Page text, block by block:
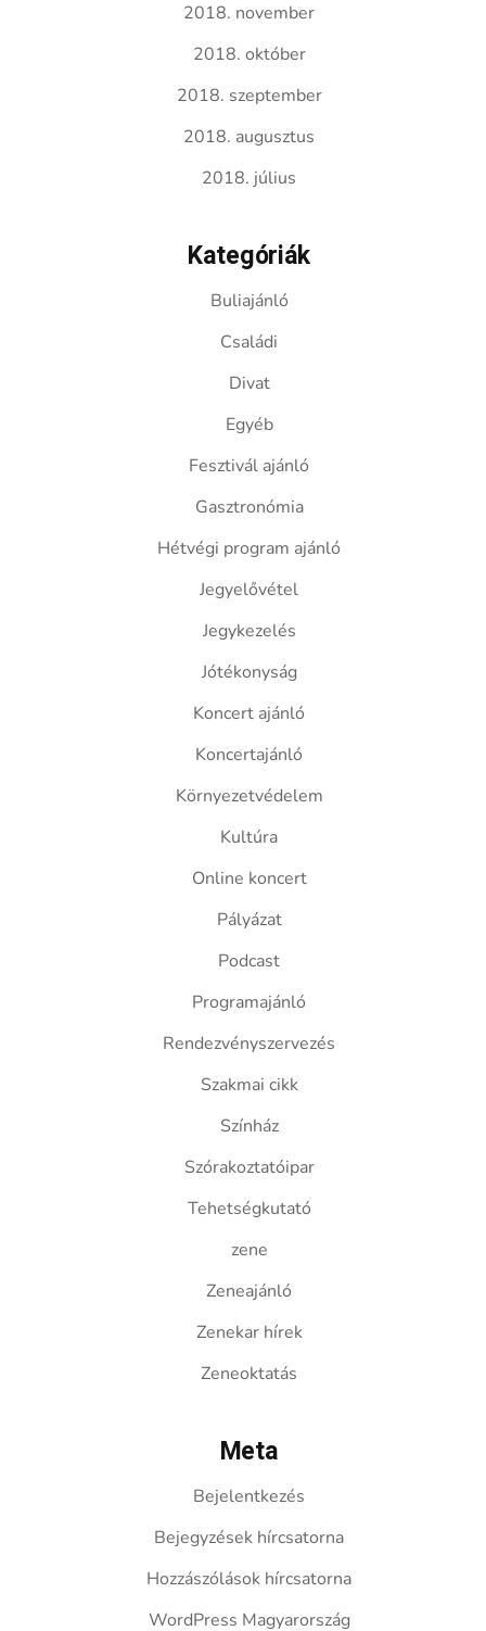
2018. november
2018. október
2018. szeptember
2018. augusztus
2018. július
Kategóriák
Buliajánló
Családi
Divat
Egyéb
Fesztivál ajánló
Gasztronómia
Hétvégi program ajánló
Jegyelővétel
Jegykezelés
Jótékonyság
Koncert ajánló
Koncertajánló
Környezetvédelem
Kultúra
Online koncert
Pályázat
Podcast
Programajánló
Rendezvényszervezés
Szakmai cikk
Színház
Szórakoztatóipar
Tehetségkutató
zene
Zeneajánló
Zenekar hírek
Zeneoktatás
Meta
Bejelentkezés
Bejegyzések hírcsatorna
Hozzászólások hírcsatorna
WordPress Magyarország